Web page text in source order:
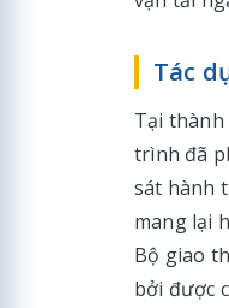
Tác
Tại thành
trình đã
sát hành
mang lại
Bộ giao
bởi được